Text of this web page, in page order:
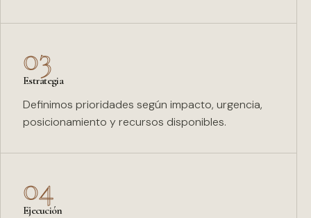
03
Estrategia
Definimos prioridades según impacto, urgencia,
posicionamiento y recursos disponibles.
04
Ejecución